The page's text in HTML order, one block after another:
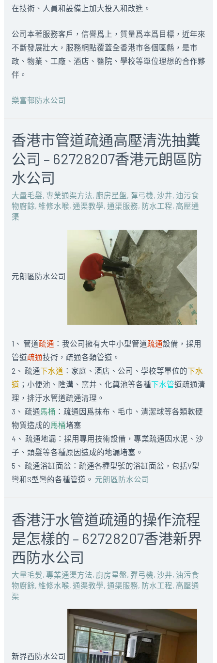
在技術、人員和設備上加大投入和改進。
公司本著服務客戶，信譽爲上，質量爲本爲目標，近年來
不斷發展壯大，服務網點覆蓋全香港市各個區縣，是市
政、物業、工廠、酒店、醫院、學校等單位理想的合作夥
伴。
樂富邨防水公司
香港市管道疏通高壓清洗抽糞
公司 – 62728207香港元朗區防
水公司
大量毛髮, 專業通渠方法, 廚房星盤, 彈弓機, 沙井, 油污食
物廚餘, 維修水喉, 通渠教學, 通渠服務, 防水工程, 高壓通
渠
元朗區防水公司
1、 管道疏通 ：我公司擁有大中小型管道疏通設備，採用
管道疏通技術，疏通各類管道。
2、 疏通下水道 ：家庭、酒店、公司、學校等單位的下水
道 ；小便池、陰溝、窯井、化糞池等各種下水管道疏通清
理，排汙水管道疏通清理。
3、 疏通馬桶 ：疏通因爲抹布、毛巾、清潔球等各類軟硬
物質造成的馬桶堵塞
4、 疏通地漏：採用專用技術設備，專業疏通因水泥、沙
子、頭髮等各種原因造成的地漏堵塞。
5、 疏通浴缸面盆：疏通各種型號的浴缸面盆，包括V型
彎和S型彎的各種管道。 元朗區防水公司
香港汙水管道疏通的操作流程
是怎樣的 – 62728207香港新界
西防水公司
大量毛髮, 專業通渠方法, 廚房星盤, 彈弓機, 沙井, 油污食
物廚餘, 維修水喉, 通渠教學, 通渠服務, 防水工程, 高壓通
渠
新界西防水公司